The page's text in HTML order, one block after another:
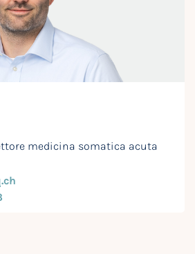
medicina somatica acuta